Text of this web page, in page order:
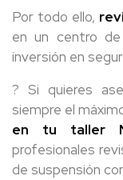
Por todo ello,
en un centro
inversión en
? Si quieres
siempre el
en tu taller
profesionales
de suspensión